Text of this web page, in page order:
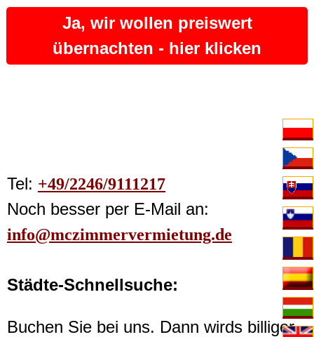
Ja, wir wollen preiswert
übernachten - hier klicken
Tel: +49/2246/9111217
Noch besser per E-Mail an:
info@mczimmervermietung.de
Städte-Schnellsuche:
Buchen Sie bei uns. Dann wirds billiger